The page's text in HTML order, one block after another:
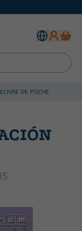
LIVRE DE POCHE